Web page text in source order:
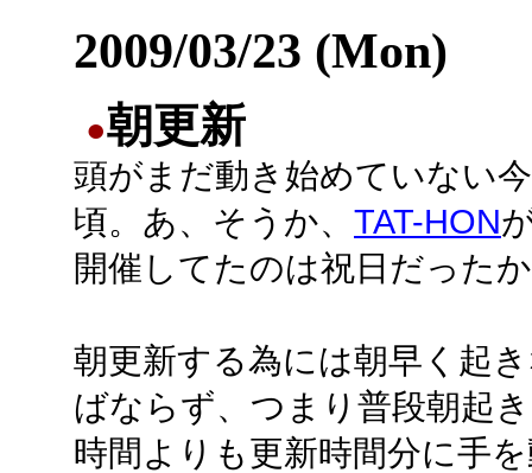
2009/03/23 (Mon)
●朝更新
頭がまだ動き始めていない
頃。あ、そうか、 TAT-HON
開催してたのは祝日だった
朝更新する為には朝早く起
ばならず、つまり普段朝起
時間よりも更新時間分に手